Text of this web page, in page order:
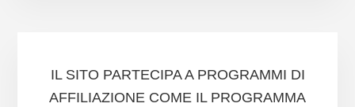
IL SITO PARTECIPA A PROGRAMMI DI
AFFILIAZIONE COME IL PROGRAMMA